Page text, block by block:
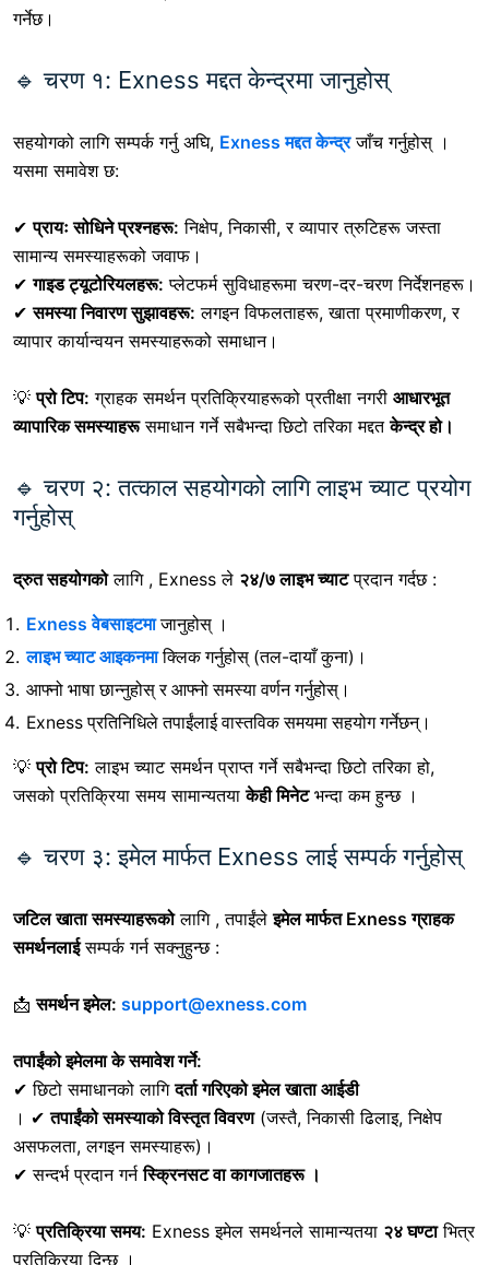
गर्नेछ।
🔹 चरण १: Exness मद्दत केन्द्रमा जानुहोस्
सहयोगको लागि सम्पर्क गर्नु अघि, Exness मद्दत केन्द्रजाँच गर्नुहोस् ।
यसमा समावेश छ:
✔प्रायः सोधिने प्रश्नहरू: निक्षेप, निकासी, र व्यापार त्रुटिहरू जस्ता
सामान्य समस्याहरूको जवाफ।
✔गाइड ट्यूटोरियलहरू: प्लेटफर्म सुविधाहरूमा चरण-दर-चरण निर्देशनहरू।
✔समस्या निवारण सुझावहरू: लगइन विफलताहरू, खाता प्रमाणीकरण, र
व्यापार कार्यान्वयन समस्याहरूको समाधान।
💡प्रो टिप: ग्राहक समर्थन प्रतिक्रियाहरूको प्रतीक्षा नगरी आधारभूत
व्यापारिक समस्याहरूसमाधान गर्ने सबैभन्दा छिटो तरिकामद्दतकेन्द्र हो।
🔹 चरण २: तत्काल सहयोगको लागि लाइभ च्याट प्रयोग
गर्नुहोस्
द्रुत सहयोगकोलागि , Exness ले २४/७ लाइभ च्याटप्रदान गर्दछ :
Exness वेबसाइटमाजानुहोस् ।
लाइभ च्याट आइकनमाक्लिक गर्नुहोस् (तल-दायाँ कुना)।
आफ्नो भाषा छान्नुहोस् र आफ्नो समस्या वर्णन गर्नुहोस्।
Exness प्रतिनिधिले तपाईंलाई वास्तविक समयमा सहयोग गर्नेछन्।
💡प्रो टिप: लाइभ च्याट समर्थन प्राप्त गर्ने सबैभन्दा छिटो तरिका हो,
जसको प्रतिक्रिया समय सामान्यतयाकेही मिनेटभन्दा कम हुन्छ ।
🔹 चरण ३: इमेल मार्फत Exness लाई सम्पर्क गर्नुहोस्
जटिल खाता समस्याहरूकोलागि , तपाईंलेइमेल मार्फत Exness ग्राहक
समर्थनलाईसम्पर्क गर्न सक्नुहुन्छ :
📩समर्थन इमेल: support@exness.com
तपाईंको इमेलमा के समावेश गर्ने:
✔छिटो समाधानको लागिदर्ता गरिएको इमेल खाता आईडी
। ✔तपाईंको समस्याको विस्तृत विवरण(जस्तै, निकासी ढिलाइ, निक्षेप
असफलता, लगइन समस्याहरू)।
✔सन्दर्भ प्रदान गर्नस्क्रिनसट वा कागजातहरू ।
💡प्रतिक्रिया समय: Exness इमेल समर्थनले सामान्यतया २४ घण्टाभित्र
प्रतिक्रिया दिन्छ ।